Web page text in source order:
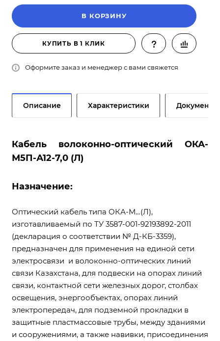
В КОРЗИНУ
КУПИТЬ В 1 КЛИК
Оформите заказ и менеджер с вами свяжется
Описание Характеристики Документы
Кабель волоконно-оптический ОКА-
М5П-А12-7,0 (Л)
Назначение:
Оптический кабель типа ОКА-М…(Л),
изготавливаемый по ТУ 3587-001-92193892-2011
(декларация о соответствии № Д-КБ-3359),
предназначен для применения на единой сети
электросвязи и волоконно-оптических линий
связи Казахстана, для подвески на опорах линий
связи, контактной сети железных дорог, столбах
освещения, энергообъектах, опорах линий
электропередач, для подземной прокладки в
защитные пластмассовые трубы, между зданиями
и сооружениями, а также навивки, присоединения